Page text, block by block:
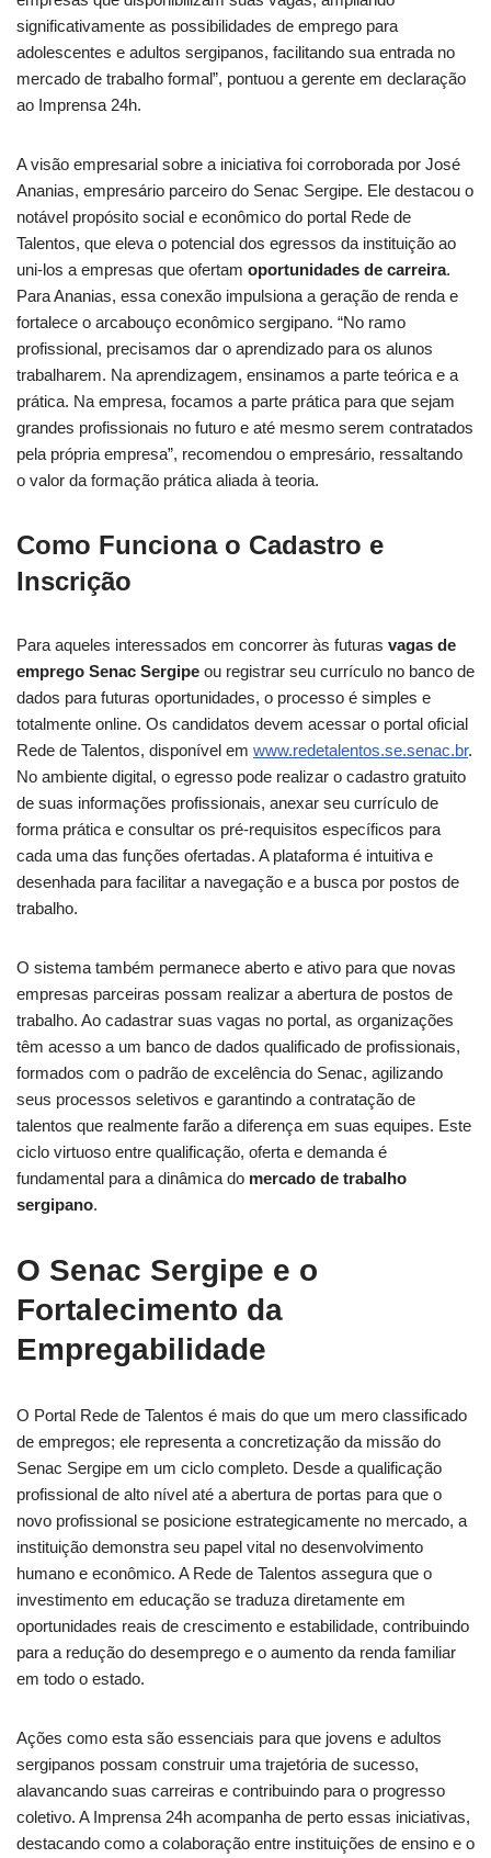
significativamente as possibilidades de emprego para
adolescentes e adultos sergipanos, facilitando sua entrada no
mercado de trabalho formal”, pontuou a gerente em declaração
ao Imprensa 24h.
A visão empresarial sobre a iniciativa foi corroborada por José
Ananias, empresário parceiro do Senac Sergipe. Ele destacou o
notável propósito social e econômico do portal Rede de
Talentos, que eleva o potencial dos egressos da instituição ao
uni-los a empresas que ofertam oportunidades de carreira.
Para Ananias, essa conexão impulsiona a geração de renda e
fortalece o arcabouço econômico sergipano. “No ramo
profissional, precisamos dar o aprendizado para os alunos
trabalharem. Na aprendizagem, ensinamos a parte teórica e a
prática. Na empresa, focamos a parte prática para que sejam
grandes profissionais no futuro e até mesmo serem contratados
pela própria empresa”, recomendou o empresário, ressaltando
o valor da formação prática aliada à teoria.
Como Funciona o Cadastro e
Inscrição
Para aqueles interessados em concorrer às futuras vagas de
emprego Senac Sergipe ou registrar seu currículo no banco de
dados para futuras oportunidades, o processo é simples e
totalmente online. Os candidatos devem acessar o portal oficial
Rede de Talentos, disponível em www.redetalentos.se.senac.br.
No ambiente digital, o egresso pode realizar o cadastro gratuito
de suas informações profissionais, anexar seu currículo de
forma prática e consultar os pré-requisitos específicos para
cada uma das funções ofertadas. A plataforma é intuitiva e
desenhada para facilitar a navegação e a busca por postos de
trabalho.
O sistema também permanece aberto e ativo para que novas
empresas parceiras possam realizar a abertura de postos de
trabalho. Ao cadastrar suas vagas no portal, as organizações
têm acesso a um banco de dados qualificado de profissionais,
formados com o padrão de excelência do Senac, agilizando
seus processos seletivos e garantindo a contratação de
talentos que realmente farão a diferença em suas equipes. Este
ciclo virtuoso entre qualificação, oferta e demanda é
fundamental para a dinâmica do mercado de trabalho
sergipano.
O Senac Sergipe e o
Fortalecimento da
Empregabilidade
O Portal Rede de Talentos é mais do que um mero classificado
de empregos; ele representa a concretização da missão do
Senac Sergipe em um ciclo completo. Desde a qualificação
profissional de alto nível até a abertura de portas para que o
novo profissional se posicione estrategicamente no mercado, a
instituição demonstra seu papel vital no desenvolvimento
humano e econômico. A Rede de Talentos assegura que o
investimento em educação se traduza diretamente em
oportunidades reais de crescimento e estabilidade, contribuindo
para a redução do desemprego e o aumento da renda familiar
em todo o estado.
Ações como esta são essenciais para que jovens e adultos
sergipanos possam construir uma trajetória de sucesso,
alavancando suas carreiras e contribuindo para o progresso
coletivo. A Imprensa 24h acompanha de perto essas iniciativas,
destacando como a colaboração entre instituições de ensino e o